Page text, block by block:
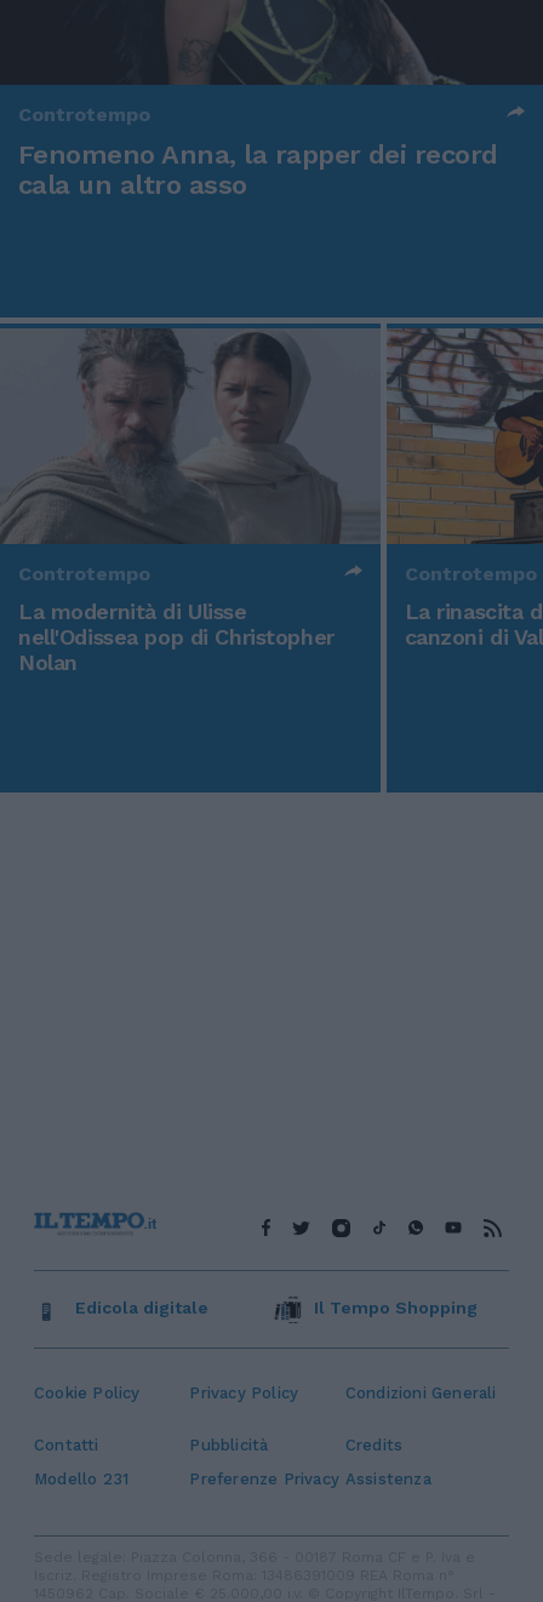
Controtempo
Fenomeno Anna, la rapper dei record
cala un altro asso
Controtempo
La modernità di Ulisse
nell'Odissea pop di Christopher
Nolan
Controtempo
La rinascita
canzoni di
Cookie Policy Privacy Policy Condizioni Generali
Contatti Pubblicità
Credits
Modello 231
Preferenze Privacy Assistenza
Edicola digitale Il Tempo Shopping